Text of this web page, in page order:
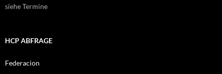
siehe Termine
HCP ABFRAGE
Federacion